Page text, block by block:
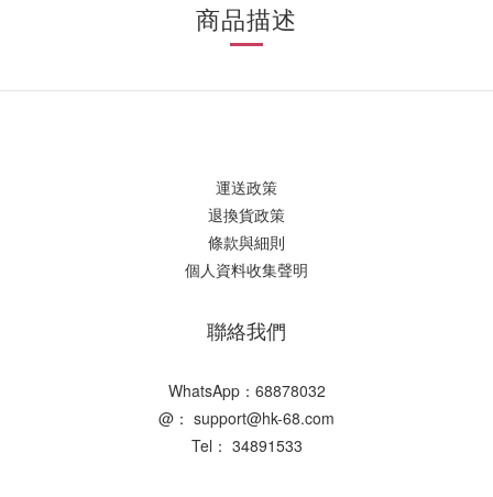
商品描述
運送政策
退換貨政策
條款與細則
個人資料收集聲明
聯絡我們
WhatsApp：68878032
@： support@hk-68.com
Tel： 34891533